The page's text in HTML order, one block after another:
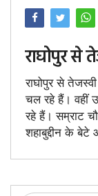
राघोपुर से
राघोपुर से
चल रहे हैं। वहीं
रहे हैं। सम्राट
शहाबुद्दीन के